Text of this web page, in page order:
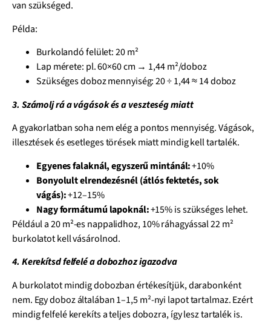
van szükséged.
Példa:
Burkolandó felület: 20 m²
Lap mérete: pl. 60×60 cm → 1,44 m²/doboz
Szükséges doboz mennyiség: 20 ÷ 1,44 ≈ 14 doboz
3. Számolj rá a vágások és a veszteség miatt
A gyakorlatban soha nem elég a pontos mennyiség. Vágások,
illesztések és esetleges törések miatt mindig kell tartalék.
Egyenes falaknál, egyszerű mintánál:+10%
Bonyolult elrendezésnél (átlós fektetés, sok
vágás):+12–15%
Nagy formátumú lapoknál:+15% is szükséges lehet.
Például a 20 m²-es nappalidhoz, 10% ráhagyással 22 m²
burkolatot kell vásárolnod.
4. Kerekítsd felfelé a dobozhoz igazodva
A burkolatot mindig dobozban értékesítjük, darabonként
nem. Egy doboz általában 1–1,5 m²-nyi lapot tartalmaz. Ezért
mindig felfelé kerekíts a teljes dobozra, így lesz tartalék is.